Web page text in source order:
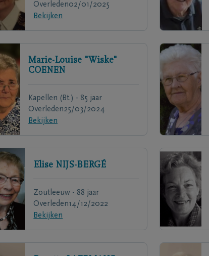
Overleden02/01/2025
Bekijken
Marie-Louise "Wiske"
COENEN
Kapellen (Bt.) - 85 jaar
Overleden25/03/2024
Bekijken
Elise NIJS-BERGÉ
Zoutleeuw - 88 jaar
Overleden14/12/2022
Bekijken